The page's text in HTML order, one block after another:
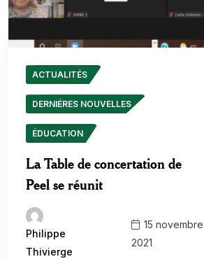
ACTUALITÉS
DERNIÉRES NOUVELLES
ÉDUCATION
La Table de concertation de
Peel se réunit
Philippe
Thivierge
15 novembre
2021